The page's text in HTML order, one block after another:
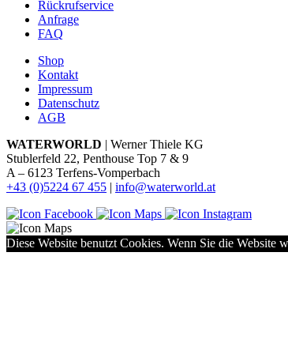
Rückrufservice
Anfrage
FAQ
Shop
Kontakt
Impressum
Datenschutz
AGB
WATERWORLD | Werner Thiele KG
Stublerfeld 22, Penthouse Top 7 & 9
A – 6123 Terfens-Vomperbach
+43 (0)5224 67 455 | info@waterworld.at
Diese Website benutzt Cookies. Wenn Sie die Website